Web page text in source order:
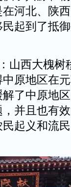
河北、陕
起到了抵
山西大槐树
原地区在
了中原地
并且也有
起义和流